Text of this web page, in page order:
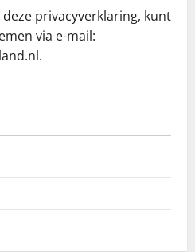
privacyverklaring, kunt
via e-mail:
.